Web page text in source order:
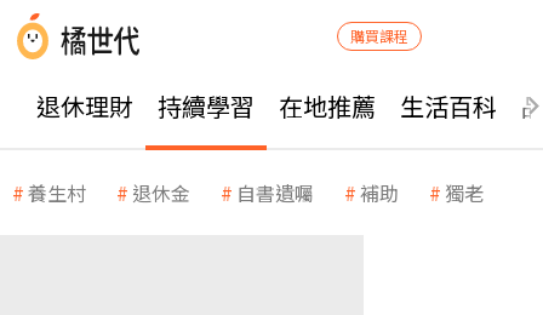
購買課程
退休理財 持續學習 在地推薦 生活百科
養生村 退休金 自書遺囑 補助 獨老